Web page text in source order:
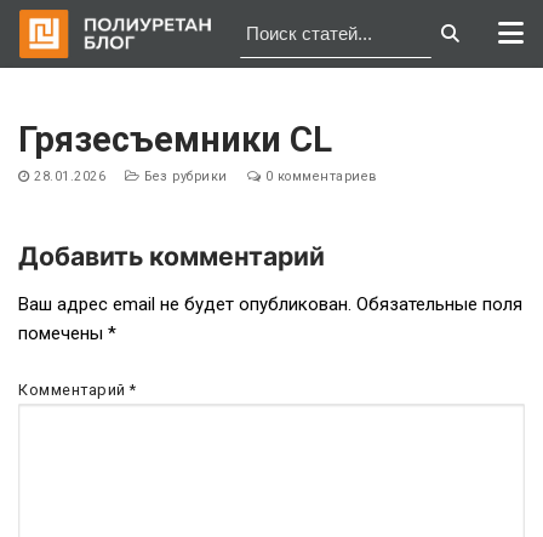
содержимому
Грязесъемники CL
28.01.2026 Без рубрики 0 комментариев
Навигация
по
записям
Добавить комментарий
Ваш адрес email не будет опубликован. Обязательные поля
помечены *
Комментарий*